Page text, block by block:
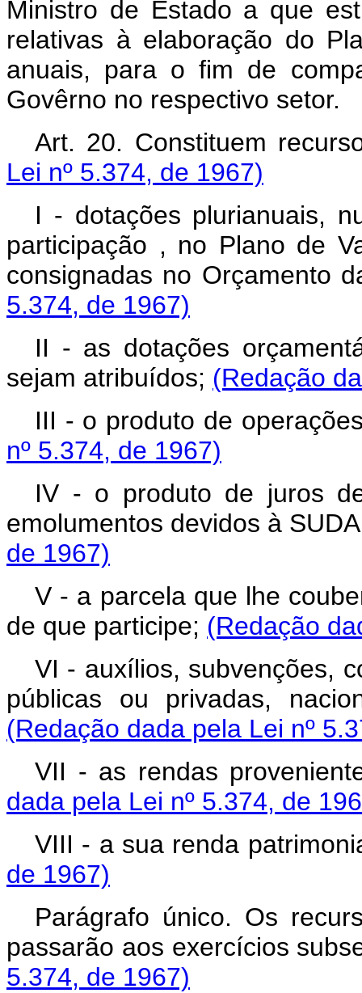
Ministro de Estado a que
relativas à elaboração do
anuais, para o fim de
Govêrno no respectivo setor.
Art. 20. Constituem
Lei nº 5.374, de 1967)
I - dotações plurianuais,
participação , no Plano de
consignadas no Orçamento
5.374, de 1967)
II - as dotações
sejam atribuídos; (Redação
III - o produto de
nº 5.374, de 1967)
IV - o produto de juros
emolumentos devidos à
de 1967)
V - a parcela que lhe
de que participe; (Redação
VI - auxílios, subvenções,
públicas ou privadas,
(Redação dada pela Lei nº
VII - as rendas
dada pela Lei nº 5.374, de
VIII - a sua renda
de 1967)
Parágrafo único. Os
passarão aos exercícios
5.374, de 1967)